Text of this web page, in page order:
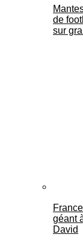
de
sur
géant
David